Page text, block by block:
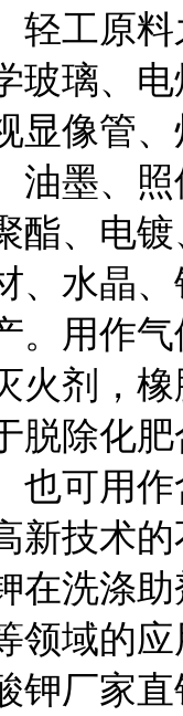
轻工原料
玻璃、
显像管、
油墨、照
酯、电镀
、水晶、
。用作
火剂，
脱除化肥
也可用
新技术
在洗涤
领域的应
钾厂家